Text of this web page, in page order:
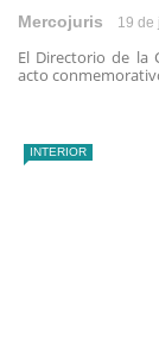
Mercojuris 19 de
El Directorio de la
acto
INTERIOR